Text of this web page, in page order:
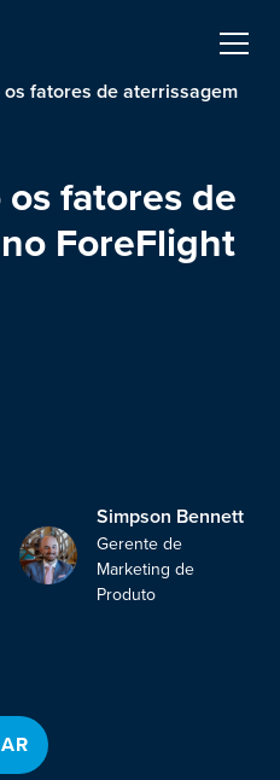
fatores de aterrissagem
fatores de
ForeFlight
Simpson Bennett
Gerente de
Marketing de
Produto